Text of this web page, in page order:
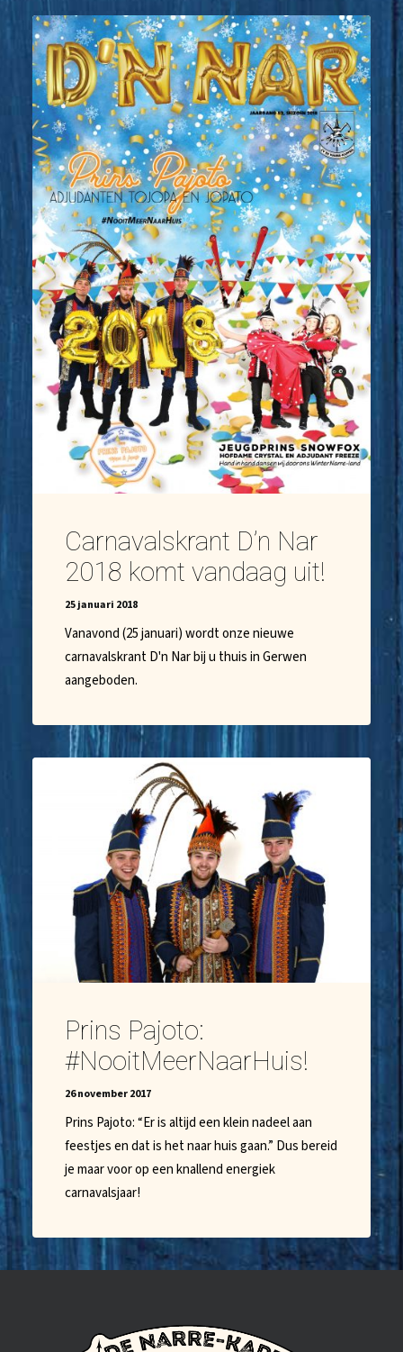
Carnavalskrant D’n Nar
2018 komt vandaag uit!
25 januari 2018
Vanavond (25 januari) wordt onze nieuwe
carnavalskrant D'n Nar bij u thuis in Gerwen
aangeboden.
Prins Pajoto:
#NooitMeerNaarHuis!
26 november 2017
Prins Pajoto: “Er is altijd een klein nadeel aan
feestjes en dat is het naar huis gaan.” Dus bereid
je maar voor op een knallend energiek
carnavalsjaar!